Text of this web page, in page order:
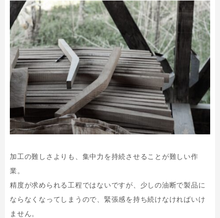
加工の難しさよりも、集中力を持続させることが難しい作
業。
精度が求められる工程ではないですが、少しの油断で製品に
ならなくなってしまうので、緊張感を持ち続けなければいけ
ません。